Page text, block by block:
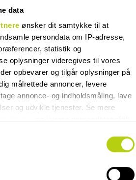
data
ønsker dit samtykke til at
persondata om IP-adresse,
statistik og
oplysninger videregives til vores
opbevarer og tilgår oplysninger på
målrettede annoncer, levere
annonce- og indholdsmåling, lave
og udvikle tjenester. Se mere
eller ved at trykke
vi også gerne: